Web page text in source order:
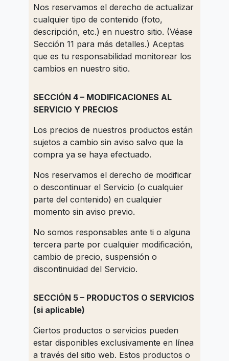
Nos reservamos el derecho de actualizar
cualquier tipo de contenido (foto,
descripción, etc.) en nuestro sitio. (Véase
Sección 11 para más detalles.) Aceptas
que es tu responsabilidad monitorear los
cambios en nuestro sitio.
SECCIÓN 4 – MODIFICACIONES AL
SERVICIO Y PRECIOS
Los precios de nuestros productos están
sujetos a cambio sin aviso salvo que la
compra ya se haya efectuado.
Nos reservamos el derecho de modificar
o descontinuar el Servicio (o cualquier
parte del contenido) en cualquier
momento sin aviso previo.
No somos responsables ante ti o alguna
tercera parte por cualquier modificación,
cambio de precio, suspensión o
discontinuidad del Servicio.
SECCIÓN 5 – PRODUCTOS O SERVICIOS
(si aplicable)
Ciertos productos o servicios pueden
estar disponibles exclusivamente en línea
a través del sitio web. Estos productos o